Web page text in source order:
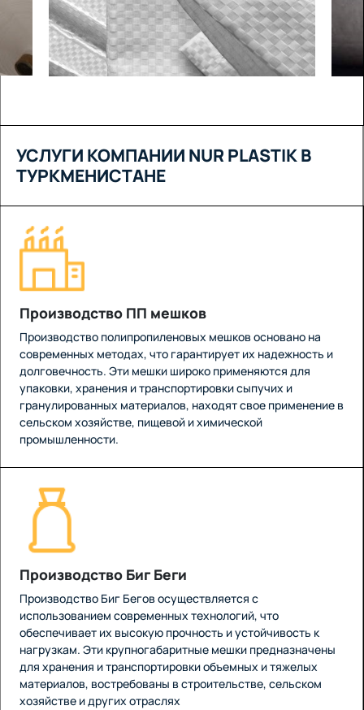
УСЛУГИ КОМПАНИИ NUR PLASTIK В
ТУРКМЕНИСТАНЕ
Производство ПП мешков
Производство полипропиленовых мешков основано на
современных методах, что гарантирует их надежность и
долговечность. Эти мешки широко применяются для
упаковки, хранения и транспортировки сыпучих и
гранулированных материалов, находят свое применение в
сельском хозяйстве, пищевой и химической
промышленности.
Производство Биг Беги
Производство Биг Бегов осуществляется с
использованием современных технологий, что
обеспечивает их высокую прочность и устойчивость к
нагрузкам. Эти крупногабаритные мешки предназначены
для хранения и транспортировки объемных и тяжелых
материалов, востребованы в строительстве, сельском
хозяйстве и других отраслях